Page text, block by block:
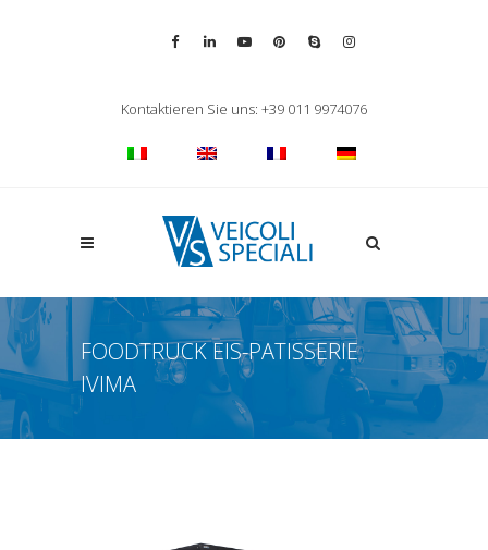
Kontaktieren Sie uns: +39 011 9974076
Apri la ricerca
FOODTRUCK EIS-PATISSERIE
IVIMA